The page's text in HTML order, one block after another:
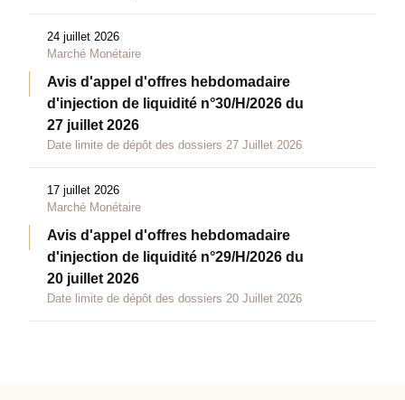
24 juillet 2026
Marché Monétaire
Avis d'appel d'offres hebdomadaire
d'injection de liquidité n°30/H/2026 du
27 juillet 2026
Date limite de dépôt des dossiers 27 Juillet 2026
17 juillet 2026
Marché Monétaire
Avis d'appel d'offres hebdomadaire
d'injection de liquidité n°29/H/2026 du
20 juillet 2026
Date limite de dépôt des dossiers 20 Juillet 2026